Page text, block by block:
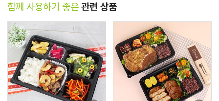
함께 사용하기 좋은 관련 상품